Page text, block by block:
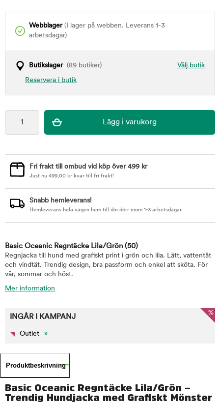
Webblager(I lager på webben. Leverans 1-3
arbetsdagar)
Välj butik
Butikslager(89 butiker)
Reservera i butik
Fri frakt till ombud vid köp över 499 kr
Just nu 499,00 kr kvar till fri frakt!
Snabb hemleverans!
Hemleverans hela vägen hem till din dörr inom 1-3 arbetsdagar.
Basic Oceanic Regntäcke Lila/Grön (50)
Regnjacka till hund med grafiskt print i grön och lila. Lätt, vattentät
och vindtät. Trendig design, bra passform och enkel att sköta. För
vår, sommar och höst.
Mer information
%
INGÅR I KAMPANJ
Outlet »
Produktbeskrivning
Basic Oceanic Regntäcke Lila/Grön –
Trendig Hundjacka med Grafiskt Mönster